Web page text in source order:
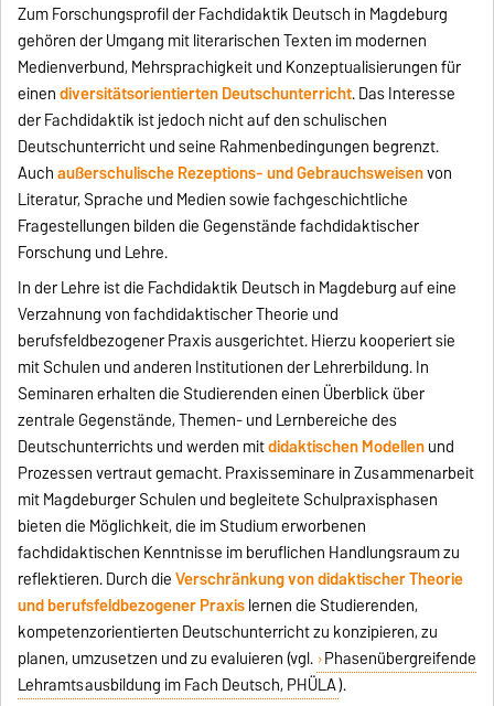
Zum Forschungsprofil der Fachdidaktik Deutsch in Magdeburg
gehören der Umgang mit literarischen Texten im modernen
Medienverbund, Mehrsprachigkeit und Konzeptualisierungen für
einendiversitätsorientierten Deutschunterricht. Das Interesse
der Fachdidaktik ist jedoch nicht auf den schulischen
Deutschunterricht und seine Rahmenbedingungen begrenzt.
Auchaußerschulische Rezeptions- und Gebrauchsweisenvon
Literatur, Sprache und Medien sowie fachgeschichtliche
Fragestellungen bilden die Gegenstände fachdidaktischer
Forschung und Lehre.
In der Lehre ist die Fachdidaktik Deutsch in Magdeburg auf eine
Verzahnung von fachdidaktischer Theorie und
berufsfeldbezogener Praxis ausgerichtet. Hierzu kooperiert sie
mit Schulen und anderen Institutionen der Lehrerbildung. In
Seminaren erhalten die Studierenden einen Überblick über
zentrale Gegenstände, Themen- und Lernbereiche des
Deutschunterrichts und werden mitdidaktischen Modellenund
Prozessen vertraut gemacht. Praxisseminare in Zusammenarbeit
mit Magdeburger Schulen und begleitete Schulpraxisphasen
bieten die Möglichkeit, die im Studium erworbenen
fachdidaktischen Kenntnisse im beruflichen Handlungsraum zu
reflektieren. Durch dieVerschränkung von didaktischer Theorie
und berufsfeldbezogener Praxislernen die Studierenden,
kompetenzorientierten Deutschunterricht zu konzipieren, zu
planen, umzusetzen und zu evaluieren (vgl. Phasenübergreifende
Lehramtsausbildung im Fach Deutsch, PHÜLA).